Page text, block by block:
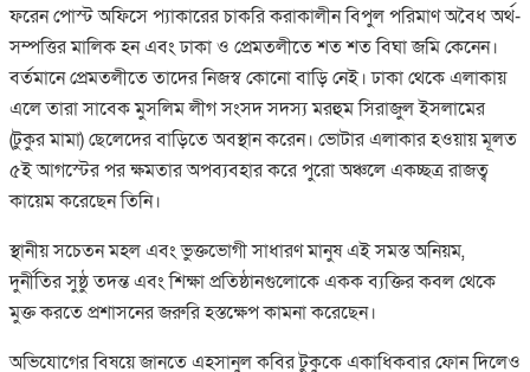
ফরেন পোস্ট অফিসে প্যাকারের চাকরি করাকালীন বিপুল পরিমাণ অবৈধ অর্থ-
সম্পত্তির মালিক হন এবং ঢাকা ও প্রেমতলীতে শত শত বিঘা জমি কেনেন।
বর্তমানে প্রেমতলীতে তাদের নিজস্ব কোনো বাড়ি নেই। ঢাকা থেকে এলাকায়
এলে তারা সাবেক মুসলিম লীগ সংসদ সদস্য মরহুম সিরাজুল ইসলামের
(টুকুর মামা) ছেলেদের বাড়িতে অবস্থান করেন। ভোটার এলাকার হওয়ায় মূলত
৫ই আগস্টের পর ক্ষমতার অপব্যবহার করে পুরো অঞ্চলে একচ্ছত্র রাজত্ব
কায়েম করেছেন তিনি।
​স্থানীয় সচেতন মহল এবং ভুক্তভোগী সাধারণ মানুষ এই সমস্ত অনিয়ম,
দুর্নীতির সুষ্ঠু তদন্ত এবং শিক্ষা প্রতিষ্ঠানগুলোকে একক ব্যক্তির কবল থেকে
মুক্ত করতে প্রশাসনের জরুরি হস্তক্ষেপ কামনা করেছেন।
​অভিযোগের বিষয়ে জানতে এহসানুল কবির টুকুকে একাধিকবার ফোন দিলেও